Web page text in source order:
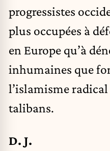
progressistes
plus occupées à
en Europe qu’à
inhumaines que
l’islamisme
talibans.
D. J.